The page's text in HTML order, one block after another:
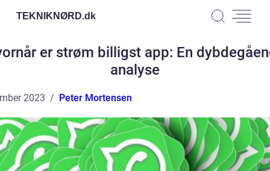
TEKNIKNØRD.dk
er strøm billigst app: En
analyse
2023 Peter Mortensen